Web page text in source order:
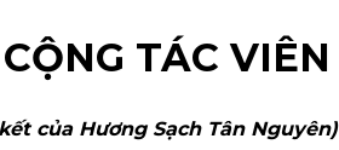
TÁC VIÊN
của Hương Sạch Tân Nguyên)